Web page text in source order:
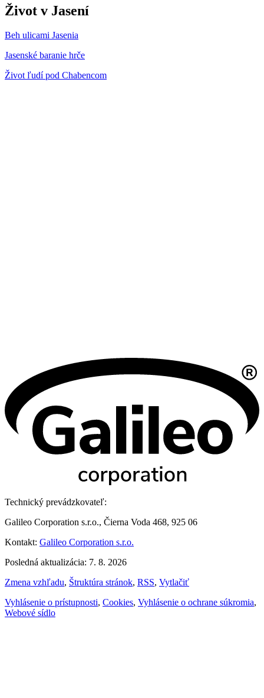
Život v Jasení
Beh ulicami Jasenia
Jasenské baranie hrče
Život ľudí pod Chabencom
Technický prevádzkovateľ:
Galileo Corporation s.r.o., Čierna Voda 468, 925 06
Kontakt: Galileo Corporation s.r.o.
Posledná aktualizácia: 7. 8. 2026
Zmena vzhľadu, Štruktúra stránok, RSS, Vytlačiť
Vyhlásenie o prístupnosti, Cookies, Vyhlásenie o ochrane súkromia,
Webové sídlo